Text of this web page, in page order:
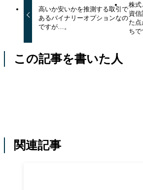
高いか安いかを推測する取引で
あるバイナリーオプションなの
ですが…。
株式
資
た
ちで
この記事を書いた人
関連記事